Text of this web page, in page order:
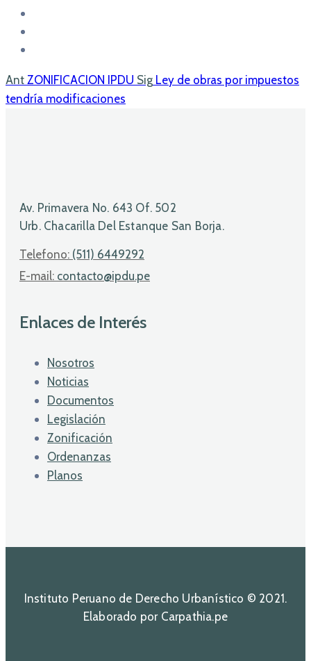
Ant ZONIFICACION IPDU Sig Ley de obras por impuestos
tendría modificaciones
Av. Primavera No. 643 Of. 502
Urb. Chacarilla Del Estanque San Borja.
Telefono: (511) 6449292
E-mail: contacto@ipdu.pe
Enlaces de Interés
Nosotros
Noticias
Documentos
Legislación
Zonificación
Ordenanzas
Planos
Instituto Peruano de Derecho Urbanístico © 2021.
Elaborado por Carpathia.pe